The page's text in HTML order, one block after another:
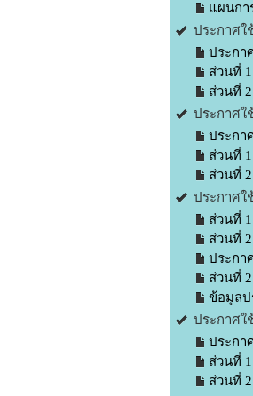
แผนกา
ประกาศใ
ประกา
ส่วนที่
ส่วนที่
ประกาศใ
ประกา
ส่วนที่
ส่วนที่
ประกาศใ
ส่วนที่
ส่วนที่
ประกา
ส่วนที่
ข้อมูลป
ประกาศใ
ประกา
ส่วนที่
ส่วนที่